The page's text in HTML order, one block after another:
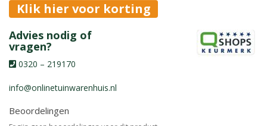
Klik hier voor korting
Advies nodig of
vragen?
0320 – 219170
info@onlinetuinwarenhuis.nl
Beoordelingen